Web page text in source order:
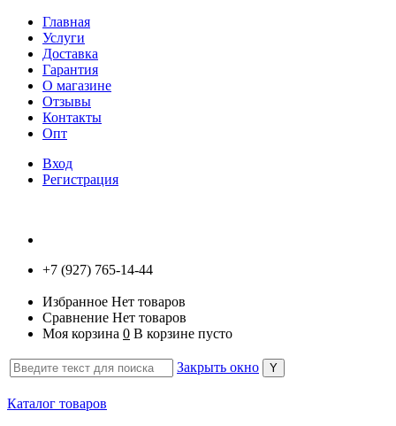
Главная
Услуги
Доставка
Гарантия
О магазине
Отзывы
Контакты
Опт
Вход
Регистрация
+7 (927) 765-14-44
Избранное Нет товаров
Сравнение Нет товаров
Моя корзина 0 В корзине пусто
Закрыть окно
Каталог товаров